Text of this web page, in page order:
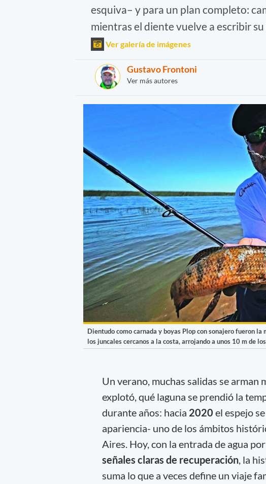
esquiva– y para un plan completo:
mientras el diente vuelve a escribir
Ver galería de imágenes
Gustavo Frontoni
Ver más autores
Dientudo como carnada y boyas Plop con sonajero fueron
los juncales cercanos a la costa, arrojando a unos 10 m de
Un verano, muchas salidas se
explotó, qué laguna se prendió la
durante años: hacia 2020 el espejo
apariencia- uno de los ámbitos
Aires. Hoy, con la entrada de agua
señales claras de recuperación, la
suma lo que a veces define un viaje